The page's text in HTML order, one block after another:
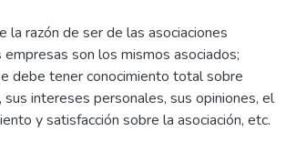
la razón de ser de las asociaciones
son los mismos asociados;
debe tener conocimiento total sobre
intereses personales, sus opiniones, el
y satisfacción sobre la asociación, etc.